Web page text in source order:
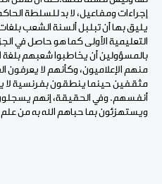
إجراءات ومفاعيل، لا بد للسلطة
يليق بها أن تبلبل ألسنة الشعب
التعليمية الأولى كما هو حاصل في
بالمسؤولين أن يخاطبوا شعبهم
منهم الإعلاميون، وكأنهم لا يعرفون
مثقفين حينما ينطقون بفرنسية لا
أنفسهم. وفي الحقيقة، إنهم يسجلون
ويستهزئون بما حباهم الله به من